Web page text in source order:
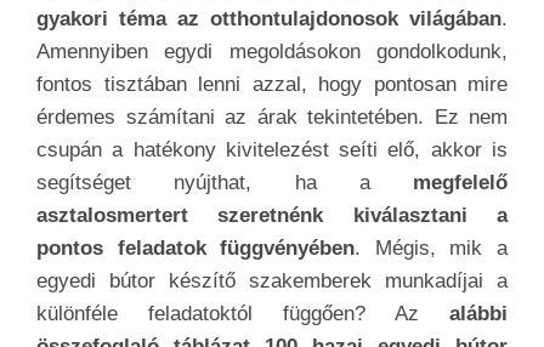
gyakori téma az otthontulajdonosok világában.
Amennyiben egydi megoldásokon gondolkodunk,
fontos tisztában lenni azzal, hogy pontosan mire
érdemes számítani az árak tekintetében. Ez nem
csupán a hatékony kivitelezést seíti elő, akkor is
segítséget nyújthat, ha a megfelelő
asztalosmertert szeretnénk kiválasztani a
pontos feladatok függvényében. Mégis, mik a
egyedi bútor készítő szakemberek munkadíjai a
különféle feladatoktól függően? Az alábbi